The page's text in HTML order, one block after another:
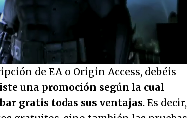
de EA o Origin Access, debéis
una promoción según la cual
gratis todas sus ventajas. Es decir,